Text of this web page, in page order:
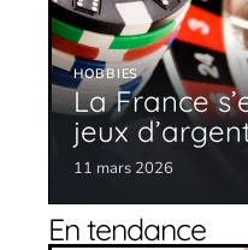
HOBBIES
La France
jeux
11 mars 2026
En tendance